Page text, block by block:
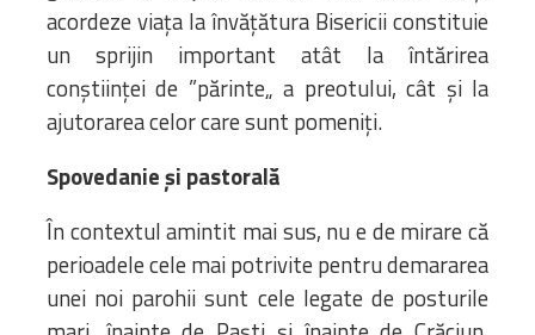
acordeze viața la învățătura Bisericii constituie
un sprijin important atât la întărirea
conștiinței de ”părinte„ a preotului, cât și la
ajutorarea celor care sunt pomeniți.
Spovedanie și pastorală
În contextul amintit mai sus, nu e de mirare că
perioadele cele mai potrivite pentru demararea
unei noi parohii sunt cele legate de posturile